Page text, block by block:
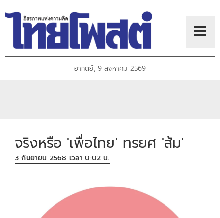
อาทิตย์, 9 สิงหาคม 2569
จริงหรือ 'เพื่อไทย' ทรยศ 'ส้ม'
3 กันยายน 2568 เวลา 0:02 น.